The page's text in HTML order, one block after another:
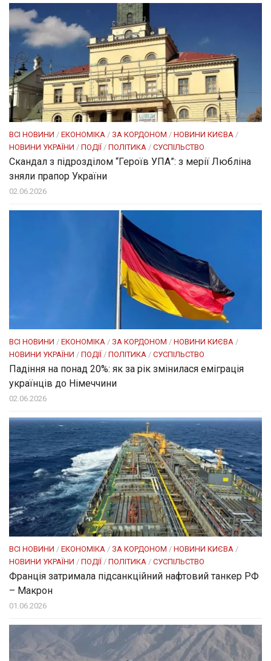
ВСІ НОВИНИ / ЕКОНОМІКА / ЗА КОРДОНОМ / НОВИНИ КИЄВА /
НОВИНИ УКРАЇНИ / ПОДІЇ / ПОЛІТИКА / СУСПІЛЬСТВО
Скандал з підрозділом “Героїв УПА”: з мерії Любліна
зняли прапор України
02.06.2026
ВСІ НОВИНИ / ЕКОНОМІКА / ЗА КОРДОНОМ / НОВИНИ КИЄВА /
НОВИНИ УКРАЇНИ / ПОДІЇ / ПОЛІТИКА / СУСПІЛЬСТВО
Падіння на понад 20%: як за рік змінилася еміграція
українців до Німеччини
02.06.2026
ВСІ НОВИНИ / ЕКОНОМІКА / ЗА КОРДОНОМ / НОВИНИ КИЄВА /
НОВИНИ УКРАЇНИ / ПОДІЇ / ПОЛІТИКА / СУСПІЛЬСТВО
Франція затримала підсанкційний нафтовий танкер РФ
– Макрон
01.06.2026